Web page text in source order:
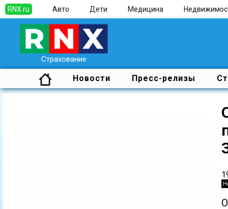
RNX.ru Авто Дети Медицина
Страхование
Новости Пресс-релизы